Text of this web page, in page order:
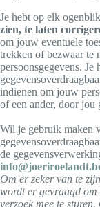
Je hebt op elk
zien, te laten
om jouw eventuele
trekken of bezwaar te
persoonsgegevens. Je
indienen om jouw
of een ander, door jou
Wil je gebruik maken
de
Om er zeker van te
wordt er gevraagd
verzoek mee te